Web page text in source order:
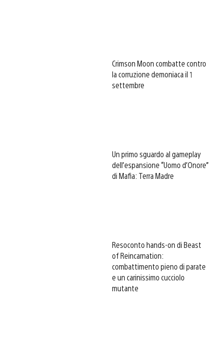
Crimson Moon combatte contro
la corruzione demoniaca il 1
settembre
Un primo sguardo al gameplay
dell’espansione “Uomo d’Onore”
di Mafia: Terra Madre
Resoconto hands-on di Beast
of Reincarnation:
combattimento pieno di parate
e un carinissimo cucciolo
mutante